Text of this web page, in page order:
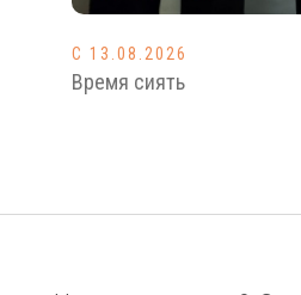
С 13.08.2026
Время сиять